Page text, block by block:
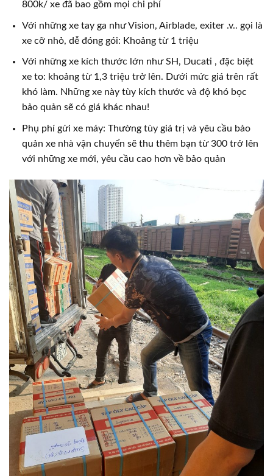
800k/ xe đã bao gồm mọi chi phí
Với những xe tay ga như Vision, Airblade, exiter .v.. gọi là
xe cỡ nhỏ, dễ đóng gói: Khoảng từ 1 triệu
Với những xe kích thước lớn như SH, Ducati , đặc biệt
xe to: khoảng từ 1,3 triệu trở lên. Dưới mức giá trên rất
khó làm. Những xe này tùy kích thước và độ khó bọc
bảo quản sẽ có giá khác nhau!
Phụ phí gửi xe máy: Thường tùy giá trị và yêu cầu bảo
quản xe nhà vận chuyển sẽ thu thêm bạn từ 300 trở lên
với những xe mới, yêu cầu cao hơn về bảo quản